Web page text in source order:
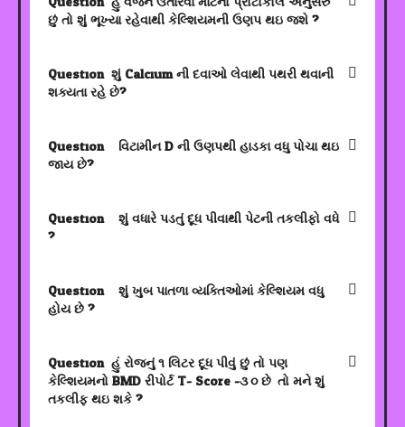
છું તો શું ભૂખ્યા રહેવાથી કેલ્શિયમની ઉણપ થઇ જશે ?
Question: શું Calcium ની દવાઓ લેવાથી પથરી થવાની
શક્યતા રહે છે?
Question: : વિટામીન D ની ઉણપથી હાડકા વધુ પોચા થઇ
જાય છે?
Question: : શું વધારે પડતું દૂધ પીવાથી પેટની તકલીફો વધે
?
Question: : શું ખુબ પાતળા વ્યક્તિઓમાં કેલ્શિયમ વધુ
હોય છે ?
Question: હું રોજનું ૧ લિટર દૂધ પીવું છું તો પણ
કેલ્શિયમનો BMD રીપોર્ટ T- Score -૩.૦ છે. તો મને શું
તકલીફ થઇ શકે ?